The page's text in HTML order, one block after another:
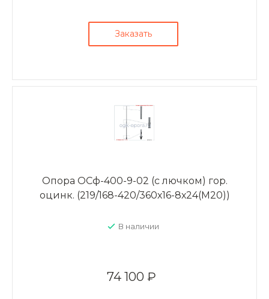
Заказать
Опора ОСф-400-9-02 (с лючком) гор.
оцинк. (219/168-420/360х16-8х24(М20))
В наличии
74 100 ₽